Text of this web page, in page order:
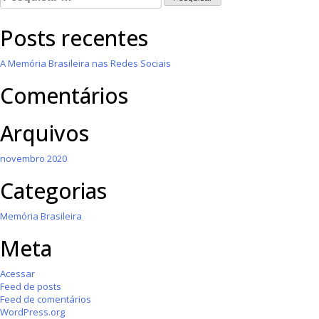
Posts recentes
A Memória Brasileira nas Redes Sociais
Comentários
Arquivos
novembro 2020
Categorias
Memória Brasileira
Meta
Acessar
Feed de posts
Feed de comentários
WordPress.org